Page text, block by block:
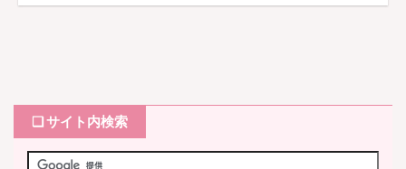
❏ サイト内検索